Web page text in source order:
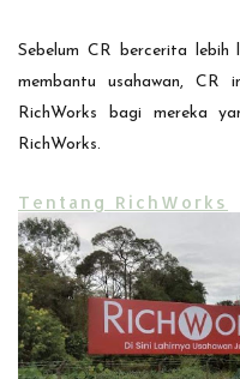
Sebelum CR bercerita lebih
membantu usahawan, CR
RichWorks bagi mereka
RichWorks.
Tentang RichWorks